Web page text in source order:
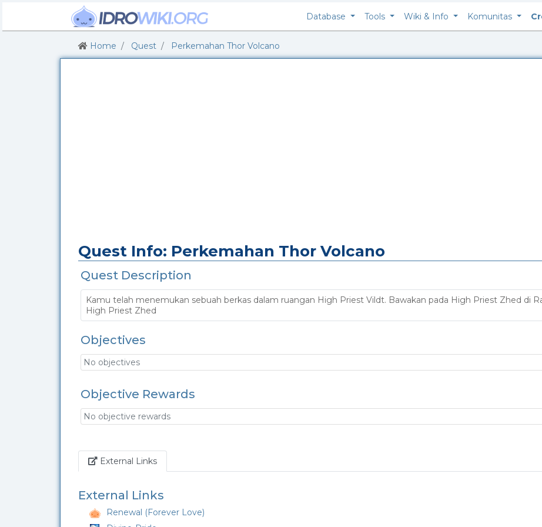
Database Tools Wiki & Info Komunitas
Home Quest Perkemahan Thor Volcano
Quest Info: Perkemahan Thor Volcano
Quest Description
Kamu telah menemukan sebuah berkas dalam ruangan High Priest Vildt. Bawakan pada High Priest Zhed di
High Priest Zhed
Objectives
No objectives
Objective Rewards
No objective rewards
External LinksLink
External Links
Renewal (Forever Love)